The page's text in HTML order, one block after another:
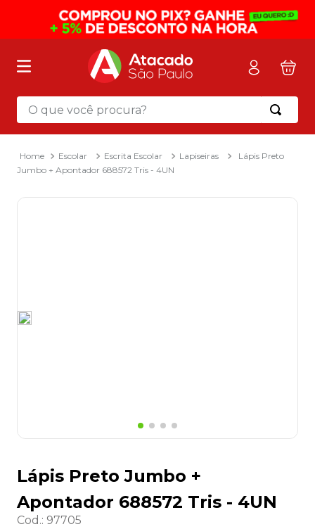
O que você procura?
Escolar Escrita Escolar Lapiseiras
Lápis Preto
Jumbo + Apontador 688572 Tris - 4UN
Lápis Preto Jumbo +
Apontador 688572 Tris - 4UN
Cod.: 97705
Termos mais buscados
mochila
2º sacola
3º papel toalha
8